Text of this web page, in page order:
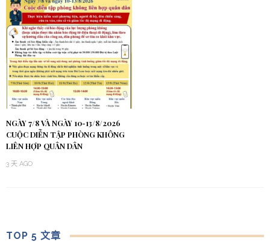
NGÀY 7/8 VÀ NGÀY 10-13/8/2026
CUỘC DIỄN TẬP PHÒNG KHÔNG
LIÊN HỢP QUÂN DÂN
3 天 AGO
TOP 5 文章